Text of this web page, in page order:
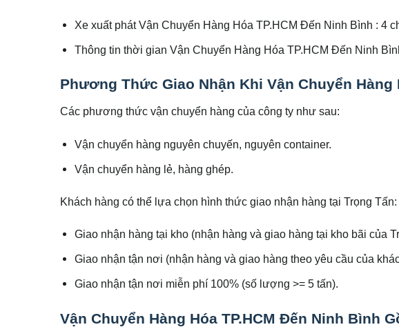
Xe xuất phát Vận Chuyển Hàng Hóa TP.HCM Đến Ninh Bình : 4
Thông tin thời gian Vận Chuyển Hàng Hóa TP.HCM Đến Ninh
Phương Thức Giao Nhận Khi Vận Chuyển Hàng
Các phương thức vận chuyển hàng của công ty như sau:
Vận chuyển hàng nguyên chuyến, nguyên container.
Vận chuyển hàng lẻ, hàng ghép.
Khách hàng có thể lựa chọn hình thức giao nhận hàng tại Trọng Tấn:
Giao nhận hàng tại kho (nhận hàng và giao hàng tại kho bãi của
Giao nhận tận nơi (nhận hàng và giao hàng theo yêu cầu của
Giao nhận tận nơi miễn phí 100% (số lượng >= 5 tấn).
Vận Chuyển Hàng Hóa TP.HCM Đến Ninh Bình